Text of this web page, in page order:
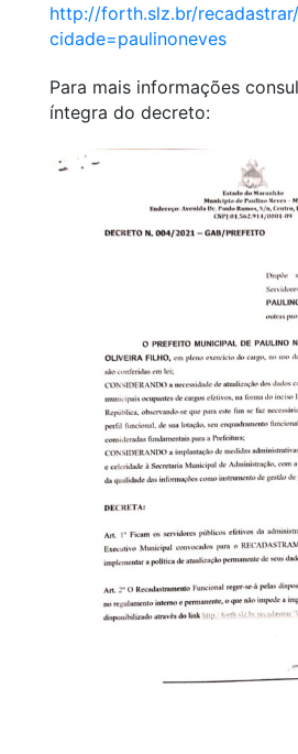
http://forth.slz.br/
cidade=paulinoneves
Para mais informações
íntegra do decreto: